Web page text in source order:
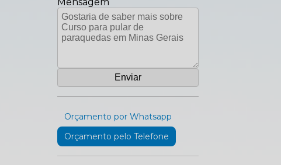
Orçamento por Whatsapp
Orçamento pelo Telefone